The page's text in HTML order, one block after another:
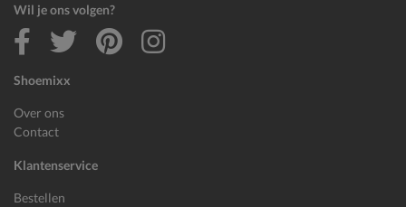
Shoemixx
Over ons
Contact
Klantenservice
Bestellen
Wil je ons volgen?